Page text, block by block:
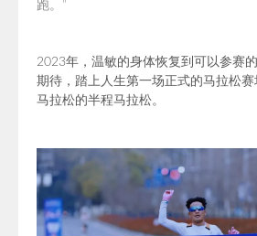
跑。 ”
2023年，温敏的身体恢复到可以参赛
期待，踏上人生第一场正式的马拉松
马拉松的半程马拉松。